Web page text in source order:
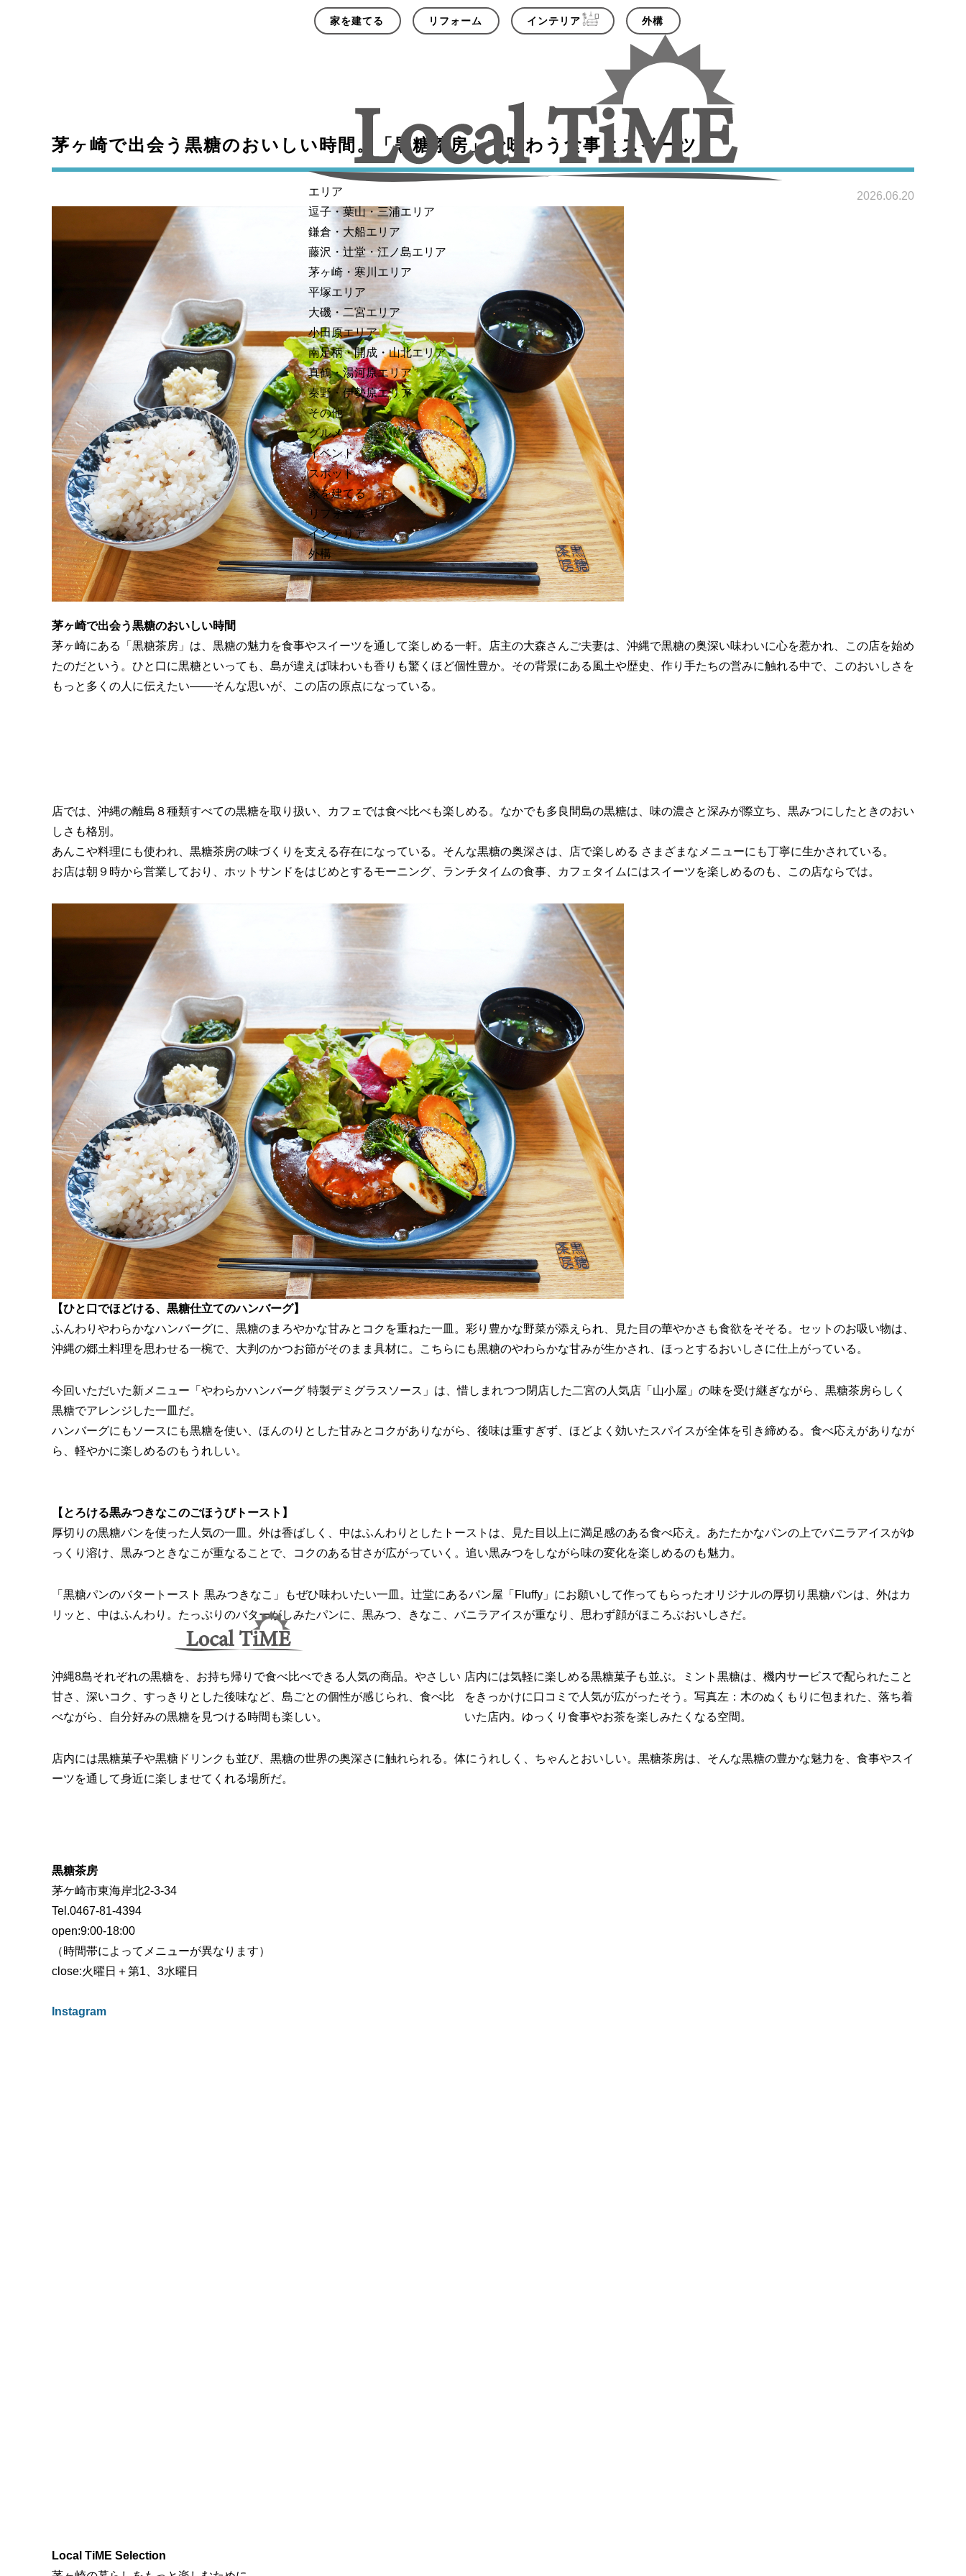
家を建てる リフォーム インテリア 外構
エリア
逗子・葉山・三浦エリア
鎌倉・大船エリア
藤沢・辻堂・江ノ島エリア
茅ヶ崎・寒川エリア
平塚エリア
大磯・二宮エリア
小田原エリア
南足柄・開成・山北エリア
真鶴・湯河原エリア
秦野・伊勢原エリア
その他
グルメ
イベント
スポット
家を建てる
リフォーム
インテリア
外構
茅ヶ崎で出会う黒糖のおいしい時間。「黒糖茶房」で味わう食事とスイーツ
2026.06.20
茅ヶ崎で出会う黒糖のおいしい時間
茅ヶ崎にある「黒糖茶房」は、黒糖の魅力を食事やスイーツを通して楽しめる一軒。店主の大森さんご夫妻は、沖縄で黒糖の奥深い味わいに心を惹かれ、この店を始め
たのだという。ひと口に黒糖といっても、島が違えば味わいも香りも驚くほど個性豊か。その背景にある風土や歴史、作り手たちの営みに触れる中で、このおいしさを
もっと多くの人に伝えたい――そんな思いが、この店の原点になっている。
店では、沖縄の離島８種類すべての黒糖を取り扱い、カフェでは食べ比べも楽しめる。なかでも多良間島の黒糖は、味の濃さと深みが際立ち、黒みつにしたときのおい
しさも格別。
あんこや料理にも使われ、黒糖茶房の味づくりを支える存在になっている。そんな黒糖の奥深さは、店で楽しめる さまざまなメニューにも丁寧に生かされている。
お店は朝９時から営業しており、ホットサンドをはじめとするモーニング、ランチタイムの食事、カフェタイムにはスイーツを楽しめるのも、この店ならでは。
【ひと口でほどける、黒糖仕立てのハンバーグ】
ふんわりやわらかなハンバーグに、黒糖のまろやかな甘みとコクを重ねた一皿。彩り豊かな野菜が添えられ、見た目の華やかさも食欲をそそる。セットのお吸い物は、
沖縄の郷土料理を思わせる一椀で、大判のかつお節がそのまま具材に。こちらにも黒糖のやわらかな甘みが生かされ、ほっとするおいしさに仕上がっている。
今回いただいた新メニュー「やわらかハンバーグ 特製デミグラスソース」は、惜しまれつつ閉店した二宮の人気店「山小屋」の味を受け継ぎながら、黒糖茶房らしく
黒糖でアレンジした一皿だ。
ハンバーグにもソースにも黒糖を使い、ほんのりとした甘みとコクがありながら、後味は重すぎず、ほどよく効いたスパイスが全体を引き締める。食べ応えがありなが
ら、軽やかに楽しめるのもうれしい。
【とろける黒みつきなこのごほうびトースト】
厚切りの黒糖パンを使った人気の一皿。外は香ばしく、中はふんわりとしたトーストは、見た目以上に満足感のある食べ応え。あたたかなパンの上でバニラアイスがゆ
っくり溶け、黒みつときなこが重なることで、コクのある甘さが広がっていく。追い黒みつをしながら味の変化を楽しめるのも魅力。
「黒糖パンのバタートースト 黒みつきなこ」もぜひ味わいたい一皿。辻堂にあるパン屋「Fluffy」にお願いして作ってもらったオリジナルの厚切り黒糖パンは、外はカ
リッと、中はふんわり。たっぷりのバターがしみたパンに、黒みつ、きなこ、バニラアイスが重なり、思わず顔がほころぶおいしさだ。
沖縄8島それぞれの黒糖を、お持ち帰りで食べ比べできる人気の商品。やさしい
甘さ、深いコク、すっきりとした後味など、島ごとの個性が感じられ、食べ比
べながら、自分好みの黒糖を見つける時間も楽しい。
店内には気軽に楽しめる黒糖菓子も並ぶ。ミント黒糖は、機内サービスで配られたこと
をきっかけに口コミで人気が広がったそう。写真左：木のぬくもりに包まれた、落ち着
いた店内。ゆっくり食事やお茶を楽しみたくなる空間。
店内には黒糖菓子や黒糖ドリンクも並び、黒糖の世界の奥深さに触れられる。体にうれしく、ちゃんとおいしい。黒糖茶房は、そんな黒糖の豊かな魅力を、食事やスイ
ーツを通して身近に楽しませてくれる場所だ。
黒糖茶房
茅ケ崎市東海岸北2-3-34
Tel.0467-81-4394
open:9:00-18:00
（時間帯によってメニューが異なります）
close:火曜日＋第1、3水曜日
Instagram
Local TiME Selection